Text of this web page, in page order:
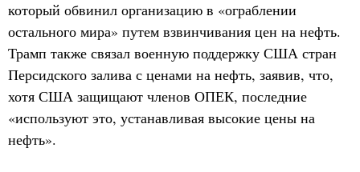
который обвинил организацию в «ограблении
остального мира» путем взвинчивания цен на нефть.
Трамп также связал военную поддержку США стран
Персидского залива с ценами на нефть, заявив, что,
хотя США защищают членов ОПЕК, последние
«используют это, устанавливая высокие цены на
нефть».